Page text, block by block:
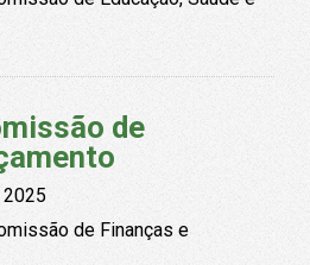
de
de Finanças e